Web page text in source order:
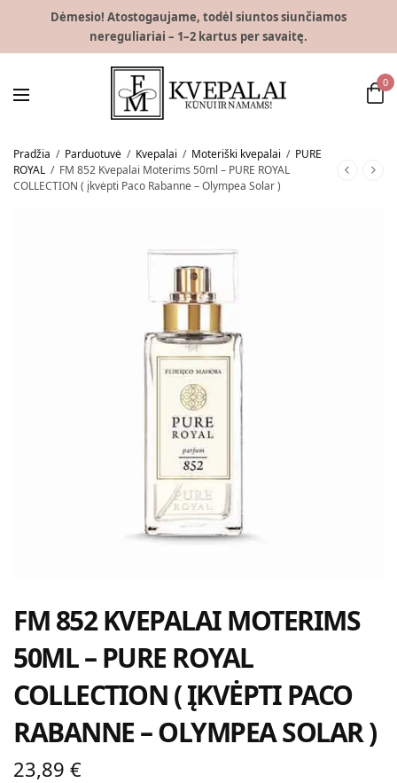
Dėmesio! Atostogaujame, todėl siuntos siunčiamos
nereguliariai – 1–2 kartus per savaitę.
0
Pradžia / Parduotuvė / Kvepalai / Moteriški kvepalai / PURE
ROYAL / FM 852 Kvepalai Moterims 50ml – PURE ROYAL
COLLECTION ( įkvėpti Paco Rabanne – Olympea Solar )
FM 852 KVEPALAI MOTERIMS
50ML – PURE ROYAL
COLLECTION ( ĮKVĖPTI PACO
RABANNE – OLYMPEA SOLAR )
23,89€